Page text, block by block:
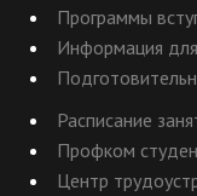
Программы
Информация
Расписание
Профком
Центр